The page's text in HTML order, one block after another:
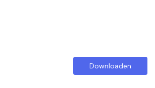
Downloaden